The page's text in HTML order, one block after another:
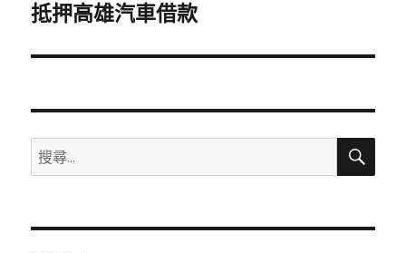
一
文
抵押高雄汽車借款
搜
尋
鍵
搜